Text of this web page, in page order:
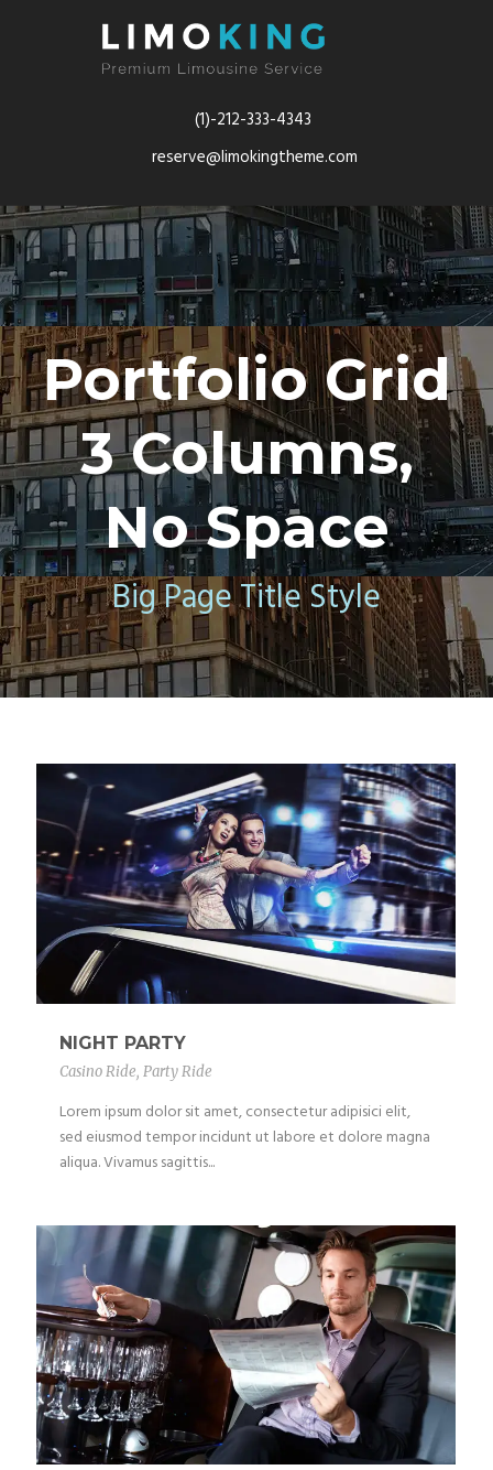
(1)-212-333-4343
reserve@limokingtheme.com
Portfolio Grid
3 Columns,
No Space
Big Page Title Style
NIGHT PARTY
Casino Ride, Party Ride
Lorem ipsum dolor sit amet, consectetur adipisici elit,
sed eiusmod tempor incidunt ut labore et dolore magna
aliqua. Vivamus sagittis...